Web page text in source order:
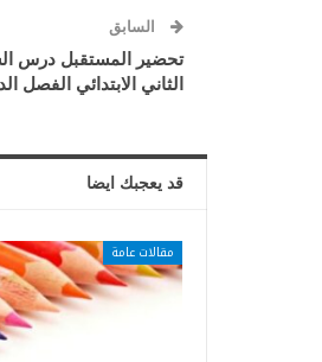
السابق
تحضير المستقبل درس
الثاني الابتدائي الفصل
قد يعجبك ايضا
مقالات عامة